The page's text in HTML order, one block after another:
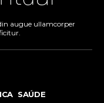
augue ullamcorper
SAÚDE